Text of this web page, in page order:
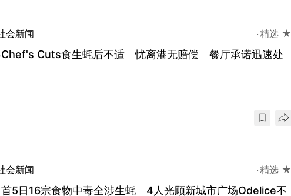
会新闻 精选 ★
Cuts食生蚝后不适 忧离港无赔偿 餐厅承诺迅速处
会新闻 精选 ★
5日16宗食物中毒全涉生蚝 4人光顾新城市广场Odelice不